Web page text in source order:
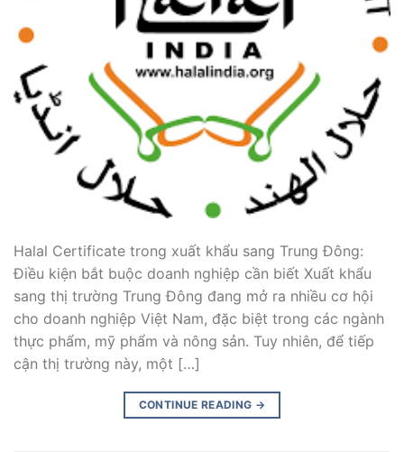
Halal Certificate trong xuất khẩu sang Trung Đông:
Điều kiện bắt buộc doanh nghiệp cần biết Xuất khẩu
sang thị trường Trung Đông đang mở ra nhiều cơ hội
cho doanh nghiệp Việt Nam, đặc biệt trong các ngành
thực phẩm, mỹ phẩm và nông sản. Tuy nhiên, để tiếp
cận thị trường này, một […]
CONTINUE READING →